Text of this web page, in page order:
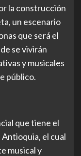
la construcción
un escenario
que será el
se vivirán
y musicales
público.
que tiene el
el cual
musical y